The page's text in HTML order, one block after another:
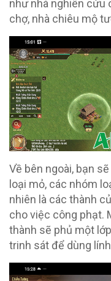
như nhà nghiên cứu
chợ, nhà chiêu mộ
Về bên ngoài, bạn
loại mỏ, các nhóm
nhiên là các thành
cho việc công phạt.
thành sẽ phủ một
trinh sát để dùng